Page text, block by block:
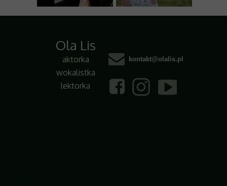
kontakt@olalis.pl
Ola Lis
aktorka
wokalistka
lektorka